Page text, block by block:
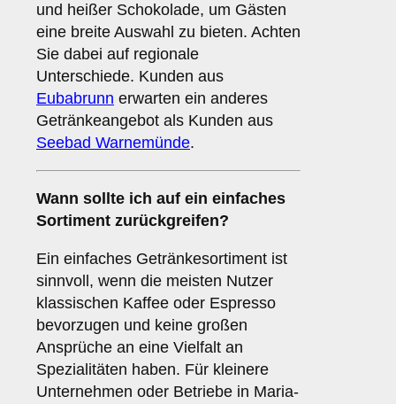
und heißer Schokolade, um Gästen
eine breite Auswahl zu bieten. Achten
Sie dabei auf regionale
Unterschiede. Kunden aus
Eubabrunn erwarten ein anderes
Getränkeangebot als Kunden aus
Seebad Warnemünde.
Wann sollte ich auf ein einfaches
Sortiment zurückgreifen?
Ein einfaches Getränkesortiment ist
sinnvoll, wenn die meisten Nutzer
klassischen Kaffee oder Espresso
bevorzugen und keine großen
Ansprüche an eine Vielfalt an
Spezialitäten haben. Für kleinere
Unternehmen oder Betriebe in Maria-